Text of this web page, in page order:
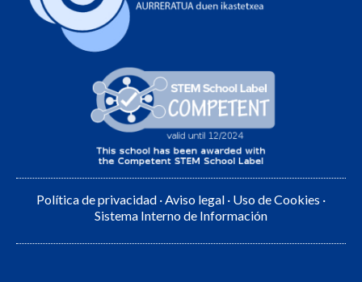
Política de privacidad ·Aviso legal · Uso de Cookies ·
Sistema Interno de Información